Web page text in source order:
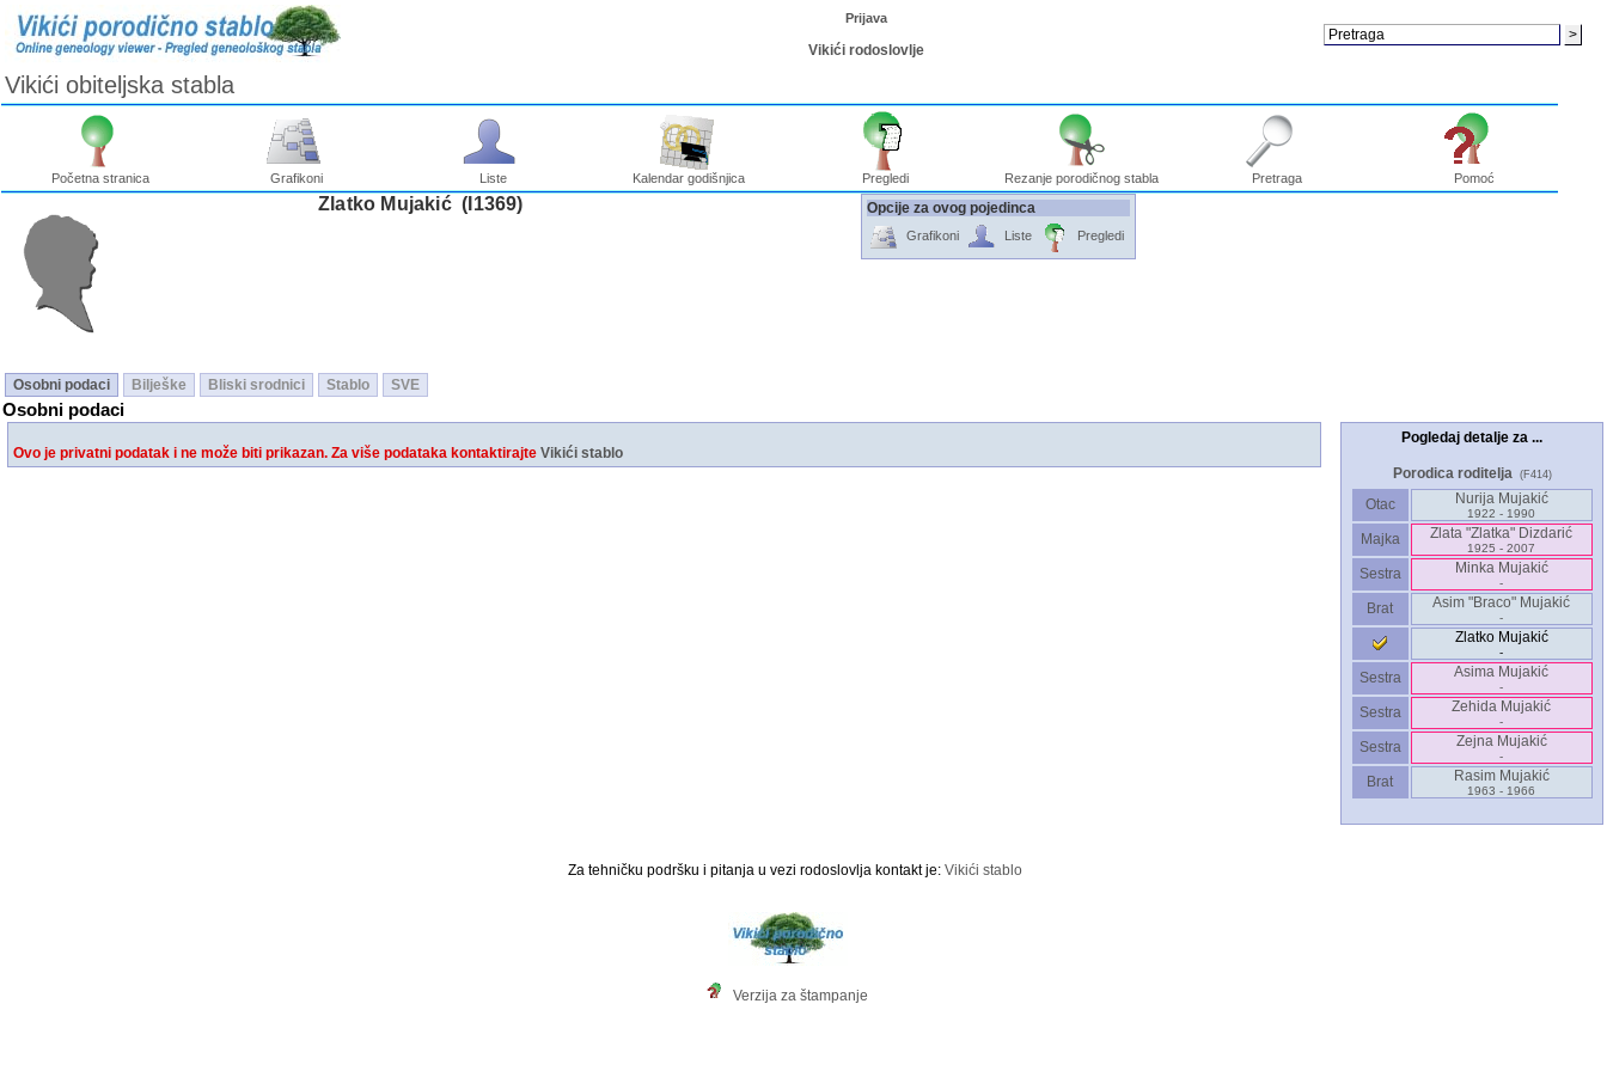
Prijava
Vikići rodoslovlje
Vikići obiteljska stabla
Početna stranica Grafikoni Liste Kalendar godišnjica Pregledi Rezanje porodičnog stabla Pretraga Pomoć
Zlatko Mujakić ‎(I1369)‎ Opcije za ovog pojedinca
Grafikoni Liste Pregledi
Osobni podaci Bilješke Bliski srodnici Stablo SVE
Osobni podaci
Ovo je privatni podatak i ne može biti prikazan. Za više podataka kontaktirajte Vikići stablo
Pogledaj detalje za ...
Porodica roditelja (F414)
Otac Nurija Mujakić
1922 - 1990
Majka Zlata "Zlatka" Dizdarić
1925 - 2007
Sestra Minka Mujakić
-
Brat Asim "Braco" Mujakić
-
Zlatko Mujakić
-
Sestra Asima Mujakić
-
Sestra Zehida Mujakić
-
Sestra Zejna Mujakić
-
Brat Rasim Mujakić
1963 - 1966
Za tehničku podršku i pitanja u vezi rodoslovlja kontakt je:Vikići stablo
Verzija za štampanje